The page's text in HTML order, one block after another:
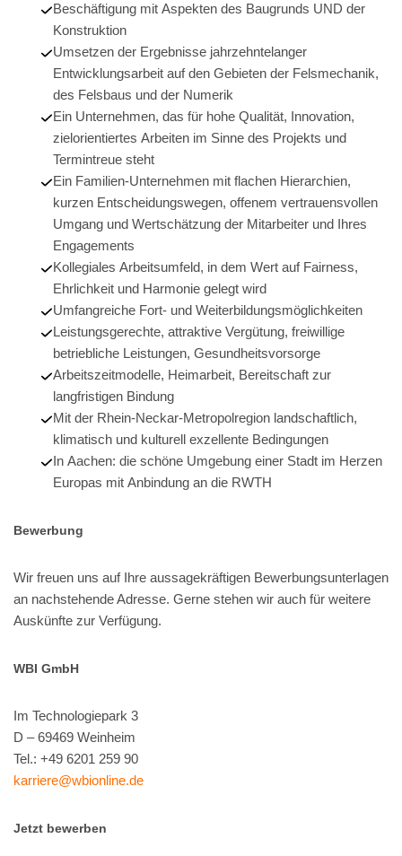
Beschäftigung mit Aspekten des Baugrunds UND der
Konstruktion
Umsetzen der Ergebnisse jahrzehntelanger
Entwicklungsarbeit auf den Gebieten der Felsmechanik,
des Felsbaus und der Numerik
Ein Unternehmen, das für hohe Qualität, Innovation,
zielorientiertes Arbeiten im Sinne des Projekts und
Termintreue steht
Ein Familien-Unternehmen mit flachen Hierarchien,
kurzen Entscheidungswegen, offenem vertrauensvollen
Umgang und Wertschätzung der Mitarbeiter und Ihres
Engagements
Kollegiales Arbeitsumfeld, in dem Wert auf Fairness,
Ehrlichkeit und Harmonie gelegt wird
Umfangreiche Fort- und Weiterbildungsmöglichkeiten
Leistungsgerechte, attraktive Vergütung, freiwillige
betriebliche Leistungen, Gesundheitsvorsorge
Arbeitszeitmodelle, Heimarbeit, Bereitschaft zur
langfristigen Bindung
Mit der Rhein-Neckar-Metropolregion landschaftlich,
klimatisch und kulturell exzellente Bedingungen
In Aachen: die schöne Umgebung einer Stadt im Herzen
Europas mit Anbindung an die RWTH
Bewerbung
Wir freuen uns auf Ihre aussagekräftigen Bewerbungsunterlagen
an nachstehende Adresse. Gerne stehen wir auch für weitere
Auskünfte zur Verfügung.
WBI GmbH
Im Technologiepark 3
D – 69469 Weinheim
Tel.: +49 6201 259 90
karriere@wbionline.de
Jetzt bewerben